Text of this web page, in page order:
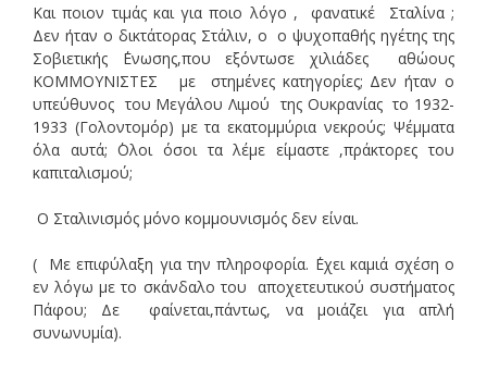
Και ποιον τιμάς και για ποιο λόγο , φανατικέ Σταλίνα ;
Δεν ήταν ο δικτάτορας Στάλιν, ο ο ψυχοπαθής ηγέτης της
Σοβιετικής ΄Ενωσης,που εξόντωσε χιλιάδες αθώους
ΚΟΜΜΟΥΝΙΣΤΕΣ με στημένες κατηγορίες; Δεν ήταν ο
υπεύθυνος του Μεγάλου Λιμού της Ουκρανίας το 1932-
1933 (Γολoντομόρ) με τα εκατομμύρια νεκρούς; Ψέμματα
όλα αυτά; ΄Ολοι όσοι τα λέμε είμαστε ,πράκτορες του
καπιταλισμού;
Ο Σταλινισμός μόνο κομμουνισμός δεν είναι.
( Με επιφύλαξη για την πληροφορία. ΄Εχει καμιά σχέση ο
εν λόγω με το σκάνδαλο του αποχετευτικού συστήματος
Πάφου; Δε φαίνεται,πάντως, να μοιάζει για απλή
συνωνυμία).